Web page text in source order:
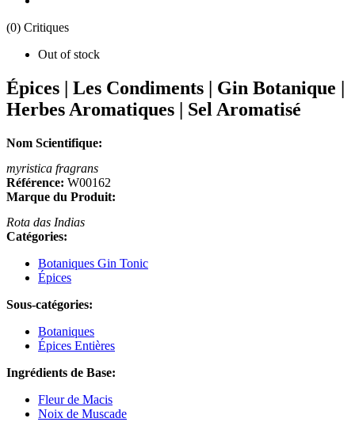
(0) Critiques
Out of stock
Épices | Les Condiments | Gin Botanique |
Herbes Aromatiques | Sel Aromatisé
Nom Scientifique:
myristica fragrans
Référence: W00162
Marque du Produit:
Rota das Indias
Catégories:
Botaniques Gin Tonic
Épices
Sous-catégories:
Botaniques
Épices Entières
Ingrédients de Base:
Fleur de Macis
Noix de Muscade